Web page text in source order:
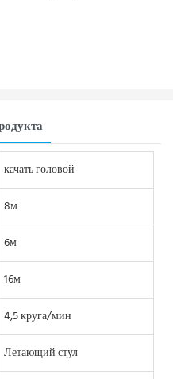
качать головой
8м
6м
16м
4,5 круга/мин
Летающий стул